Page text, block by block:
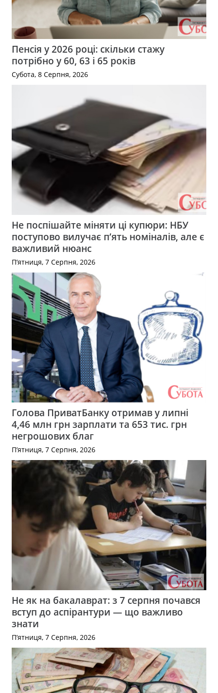
Пенсія у 2026 році: скільки стажу
потрібно у 60, 63 і 65 років
Субота, 8 Серпня, 2026
Не поспішайте міняти ці купюри: НБУ
поступово вилучає п’ять номіналів, але є
важливий нюанс
П’ятниця, 7 Серпня, 2026
Голова ПриватБанку отримав у липні
4,46 млн грн зарплати та 653 тис. грн
негрошових благ
П’ятниця, 7 Серпня, 2026
Не як на бакалаврат: з 7 серпня почався
вступ до аспірантури — що важливо
знати
П’ятниця, 7 Серпня, 2026